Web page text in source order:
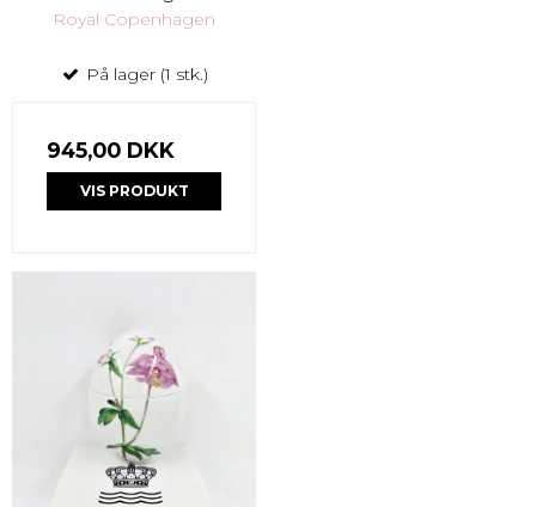
Royal Copenhagen
På lager (1 stk.)
945,00 DKK
VIS PRODUKT